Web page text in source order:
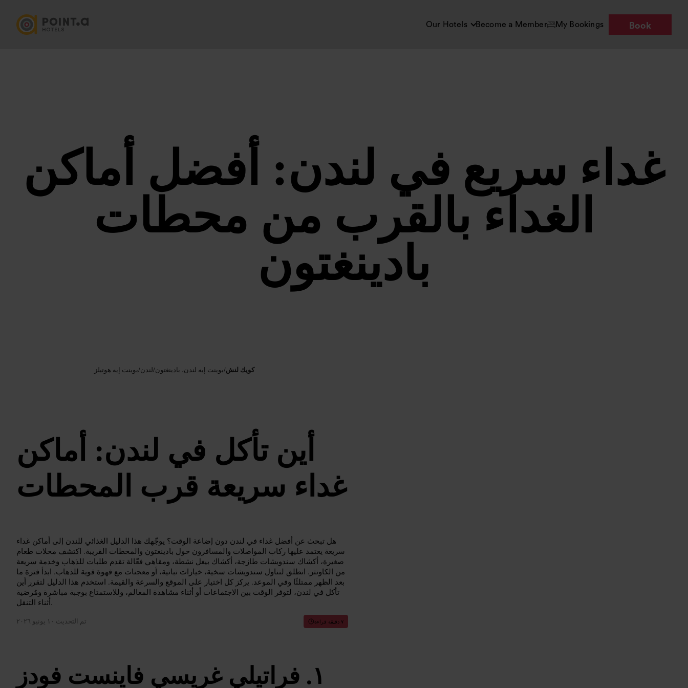
Our Hotels Become a Member My Bookings Book
غداء سريع في لندن: أفضل أماكن
الغداء بالقرب من محطات
بادينغتون
بوينت إيه هوتيلز/لندن/بوينت إيه لندن، بادينغتون/كويك لنش
أين تأكل في لندن: أماكن
غداء سريعة قرب المحطات
هل تبحث عن أفضل غداء في لندن دون إضاعة الوقت؟ يوجّهك هذا الدليل الغذائي للندن إلى أماكن غداء
سريعة يعتمد عليها ركاب المواصلات والمسافرون حول بادينغتون والمحطات القريبة. اكتشف محلات طعام
صغيرة، أكشاك سندويشات طازجة، أكشاك بيغل نشطة، ومقاهي فعّالة تقدم طلبات للذهاب وخدمة سريعة
من الكاونتر. انطلق لتناول سندويشات سخية، خيارات نباتية، أو معجنات مع قهوة قوية للذهاب. ابدأ فترة ما
بعد الظهر ممتلئًا وفي الموعد. يركز كل اختيار على الموقع والسرعة والقيمة. استخدم هذا الدليل لتقرر أين
تأكل في لندن، لتوفر الوقت بين الاجتماعات أو أثناء مشاهدة المعالم، وللاستمتاع بوجبة مباشرة ومُرضية
أثناء التنقل.
تم التحديث ١٠ يونيو ٢٠٢٦ ٧ دقيقة قراءة
فراتيلي غريسي فاينست فودز